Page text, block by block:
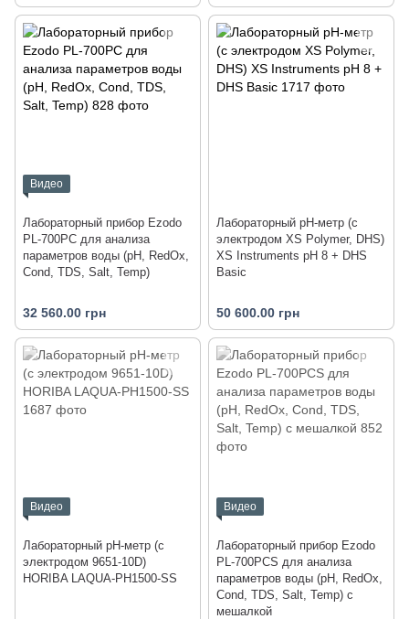
Видео
Лабораторный прибор Ezodo
PL-700PC для анализа
параметров воды (рН, RedOx,
Cond, TDS, Salt, Temp)
32 560.00 грн
Лабораторный pH-метр (с
электродом XS Polymer, DHS)
XS Instruments pH 8 + DHS
Basic
50 600.00 грн
Видео
Лабораторный pH-метр (с
электродом 9651-10D)
HORIBA LAQUA-PH1500-SS
Видео
Лабораторный прибор Ezodo
PL-700PCS для анализа
параметров воды (рН, RedOx,
Cond, TDS, Salt, Temp) с
мешалкой